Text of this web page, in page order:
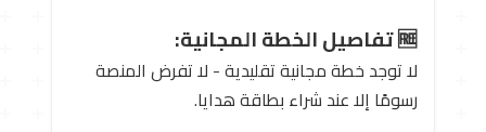
🆓 تفاصيل الخطة المجانية:
لا توجد خطة مجانية تقليدية - لا تفرض المنصة
رسومًا إلا عند شراء بطاقة هدايا.